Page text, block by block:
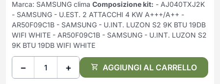
Tritacarne
Tritaverdure elettrici
Utensili da cucina
Yogurtiere
Soggiorni e Pareti
Tavoli e Tavolini
Moduli per ufficio
Poltrone Barber Shop
Scrivanie
Marca: SAMSUNG clima Composizione kit: - AJ040TXJ2K
- SAMSUNG - U.EST. 2 ATTACCHI 4 KW A+++/A++ -
AR50F09C1B - SAMSUNG - U.INT. LUZON S2 9K BTU 19DB
WIFI WHITE - AR50F09C1B - SAMSUNG - U.INT. LUZON S2
9K BTU 19DB WIFI WHITE
− + AGGIUNGI AL CARRELLO